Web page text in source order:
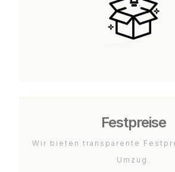
Festpreise
Wir bieten transparente
Umzug.